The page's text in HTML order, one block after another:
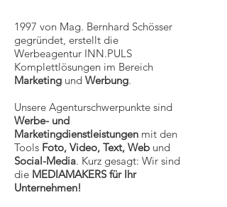
1997 von Mag. Bernhard Schösser
gegründet, erstellt die
Werbeagentur INN.PULS
Komplettlösungen im Bereich
Marketing und Werbung.
Unsere Agenturschwerpunkte sind
Werbe- und
Marketingdienstleistungen mit den
Tools Foto, Video, Text, Web und
Social-Media. Kurz gesagt: Wir sind
die MEDIAMAKERS für Ihr
Unternehmen!